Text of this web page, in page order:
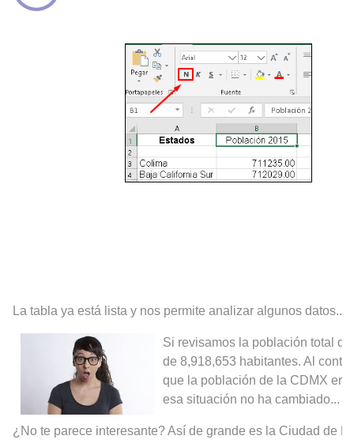
La tabla ya está lista y nos permite analizar algunos datos...
Si revisamos la población total
de 8,918,653 habitantes. Al
que la población de la CDMX
esa situación no ha cambiado...
¿No te parece interesante? Así de grande es la Ciudad de